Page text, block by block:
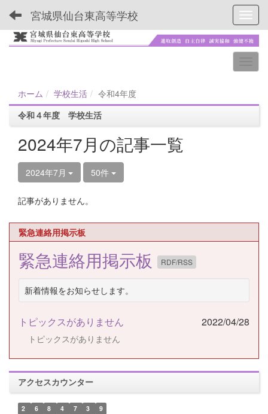
宮城県仙台東高等学校
ホーム 学校生活
令和4年度
令和４年度 学校生活
2024年7月の記事一覧
2024年7月 50件
記事がありません。
緊急連絡用掲示板
緊急連絡用掲示板 RDF/RSS
新着情報をお知らせします。
トピックスがありません 2022/04/28
トピックスがありません
アクセスカウンター
2 6 8 4 7 3 9